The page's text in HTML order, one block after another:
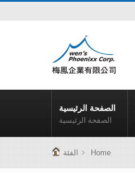
الصفحة الرئيسية
الصفحة الرئيسية
Home الفئة